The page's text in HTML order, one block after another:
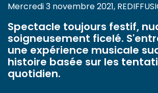
Mercredi 3 novembre 2021,
Spectacle toujours festif,
soigneusement ficelé.
une expérience musicale
histoire basée sur les
quotidien.